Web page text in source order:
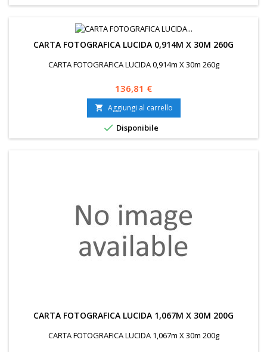
CARTA FOTOGRAFICA LUCIDA 0,914M X 30M 260G
CARTA FOTOGRAFICA LUCIDA 0,914m X 30m 260g
Prezzo
136,81 €
 Aggiungi al carrello
 Disponibile
CARTA FOTOGRAFICA LUCIDA 1,067M X 30M 200G
CARTA FOTOGRAFICA LUCIDA 1,067m X 30m 200g